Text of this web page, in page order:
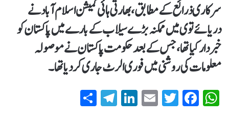
سرکاری ذرائع کے مطابق، بھارتی ہائی کمیشن اسلام آباد نے
دریائے توی میں ممکنہ بڑے سیلاب کے بارے میں پاکستان کو
خبردار کیا تھا، جس کے بعد حکومت پاکستان نے موصولہ
معلومات کی روشنی میں فوری الرٹ جاری کر دیا تھا۔
W
ha
Fa
ce
T
wi
E
m
Li
nk
T
el